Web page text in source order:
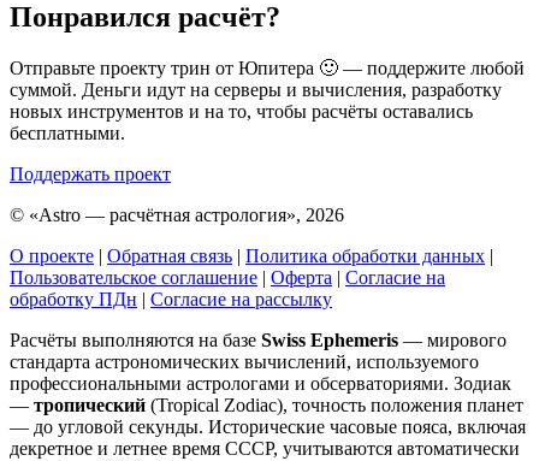
Понравился расчёт?
Отправьте проекту трин от Юпитера 🙂 — поддержите любой
суммой. Деньги идут на серверы и вычисления, разработку
новых инструментов и на то, чтобы расчёты оставались
бесплатными.
Поддержать проект
© «Astro — расчётная астрология», 2026
О проекте | Обратная связь | Политика обработки данных |
Пользовательское соглашение | Оферта | Согласие на
обработку ПДн | Согласие на рассылку
Расчёты выполняются на базе Swiss Ephemeris — мирового
стандарта астрономических вычислений, используемого
профессиональными астрологами и обсерваториями. Зодиак
— тропический (Tropical Zodiac), точность положения планет
— до угловой секунды. Исторические часовые пояса, включая
декретное и летнее время СССР, учитываются автоматически